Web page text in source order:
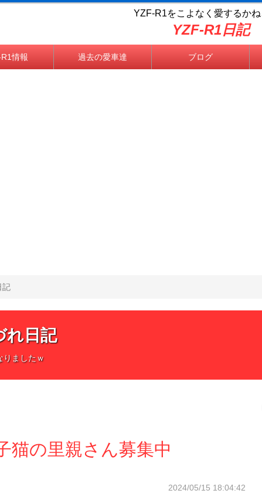
YZF-R1をこよなく 愛するか
YZF-R1日記
情報 過去の愛車達 ブログ
記
れ日記
りましたｗ
猫の里親さん募集中
2024/05/15 18:04:42